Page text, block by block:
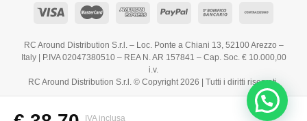
IVA inclusa
RC Around Distribution S.r.l. – Loc. Ponte a Chiani 13, 52100 Arezzo –
Italy | P.IVA 02047380510 – REA N. AR 157841 – Cap. Soc. € 10.000,00
i.v.
RC Around Distribution S.r.l. © Copyright 2026 | Tutti i diritti riservati.